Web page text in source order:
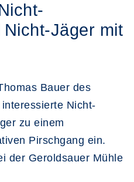
Jäger mit
Bauer des
Nicht-
zu einem
Pirschgang ein.
der Geroldsauer Mühle